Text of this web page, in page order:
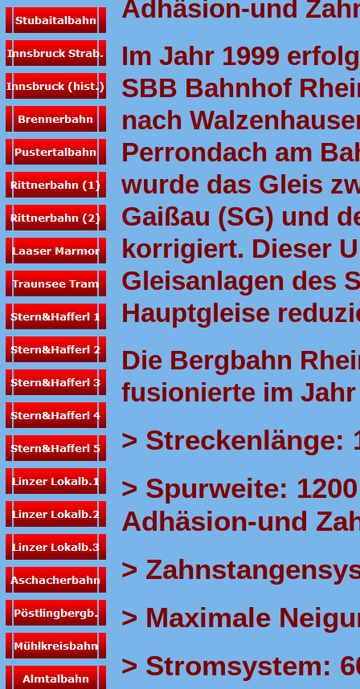
Adhäsion-und
Im Jahr 1999
SBB Bahnhof
nach
Perrondach am
wurde das Gleis
Gaißau (SG) und
korrigiert. Dieser
Gleisanlagen des
Hauptgleise
Die Bergbahn
fusionierte im
> Streckenlänge:
> Spurweite:
Adhäsion-und
>
> Maximale
> Stromsystem: